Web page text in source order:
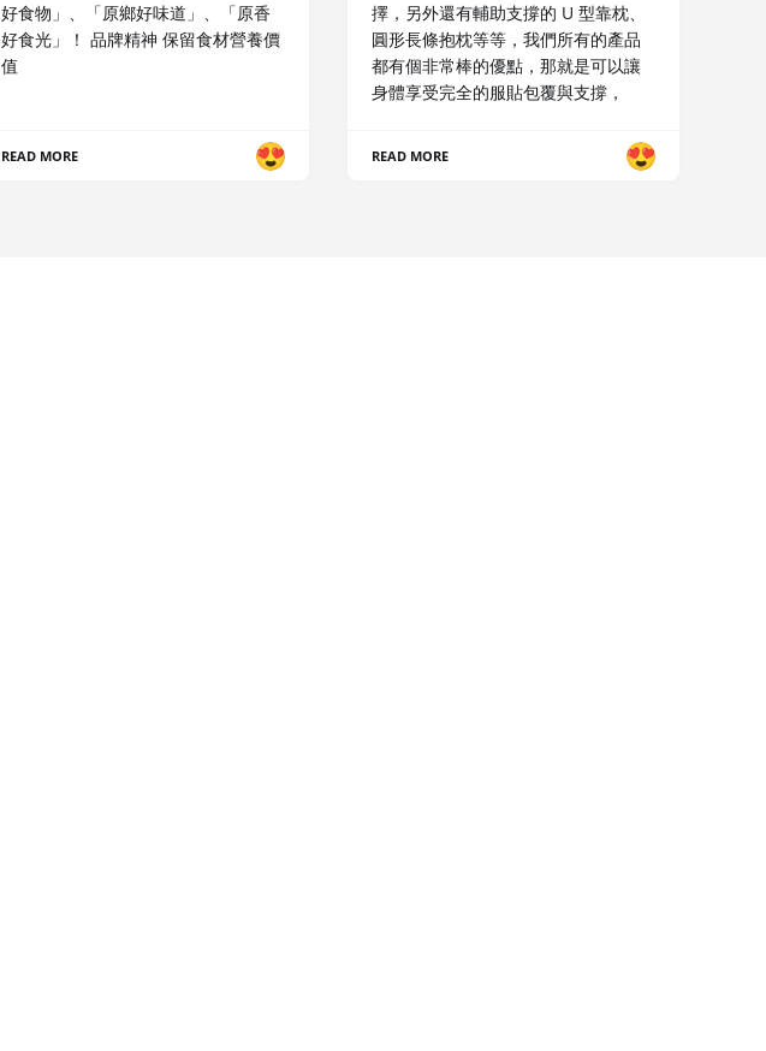
好食物」、「原鄉好味道」、「原香
好食光」！ 品牌精神 保留食材營養價
值
READ MORE
擇，另外還有輔助支撐的 U 型靠枕、
圓形長條抱枕等等，我們所有的產品
都有個非常棒的優點，那就是可以讓
身體享受完全的服貼包覆與支撐，
READ MORE